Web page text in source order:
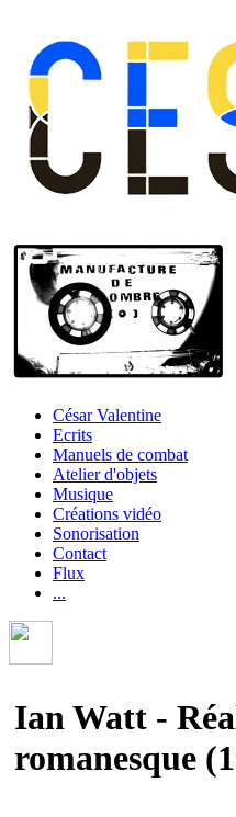
César Valentine
Ecrits
Manuels de combat
Atelier d'objets
Musique
Créations vidéo
Sonorisation
Contact
Flux
...
Ian Watt -
romanesque